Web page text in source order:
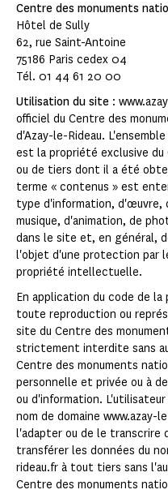
Centre des monuments
Hôtel de Sully
62, rue Saint-Antoine
75186 Paris cedex 04
Tél. 01 44 61 20 00
Utilisation du site :
officiel du Centre des
d'Azay-le-Rideau.
est la propriété exclusive
ou de tiers dont il a été
terme « contenus » est
type d'information, d'œuvre,
musique, d'animation, de
dans le site et, en général,
l'objet d'une protection par
propriété intellectuelle.
En application du code de
toute reproduction ou
site du Centre des
strictement interdite sans
Centre des monuments
personnelle et privée ou à
ou d'information.
nom de domaine www.azay-
l'adapter ou de le transcrire
transférer les données du
rideau.fr à tout tiers sans
Centre des monuments